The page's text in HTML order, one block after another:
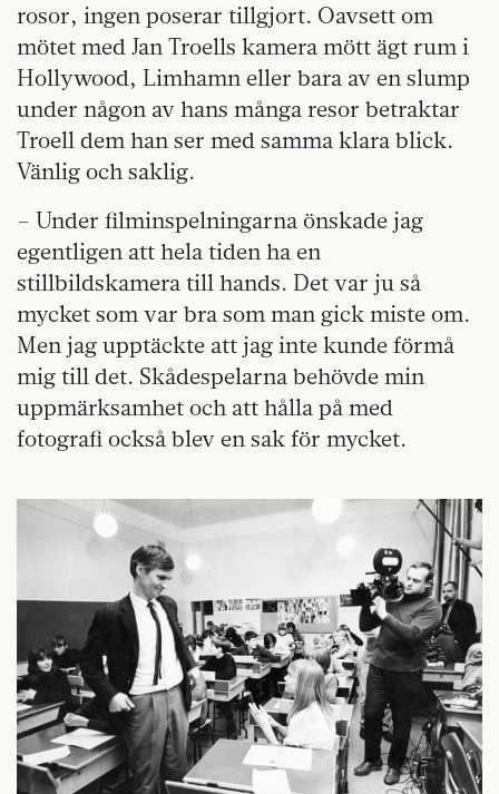
rosor, ingen poserar tillgjort. Oavsett om
mötet med Jan Troells kamera mött ägt rum i
Hollywood, Limhamn eller bara av en slump
under någon av hans många resor betraktar
Troell dem han ser med samma klara blick.
Vänlig och saklig.
– Under filminspelningarna önskade jag
egentligen att hela tiden ha en
stillbildskamera till hands. Det var ju så
mycket som var bra som man gick miste om.
Men jag upptäckte att jag inte kunde förmå
mig till det. Skådespelarna behövde min
uppmärksamhet och att hålla på med
fotografi också blev en sak för mycket.